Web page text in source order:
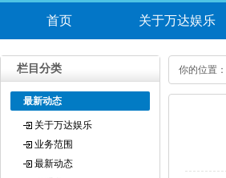
首页 关于万达娱乐
栏目分类
最新动态
关于万达娱乐
业务范围
最新动态
你的位置：